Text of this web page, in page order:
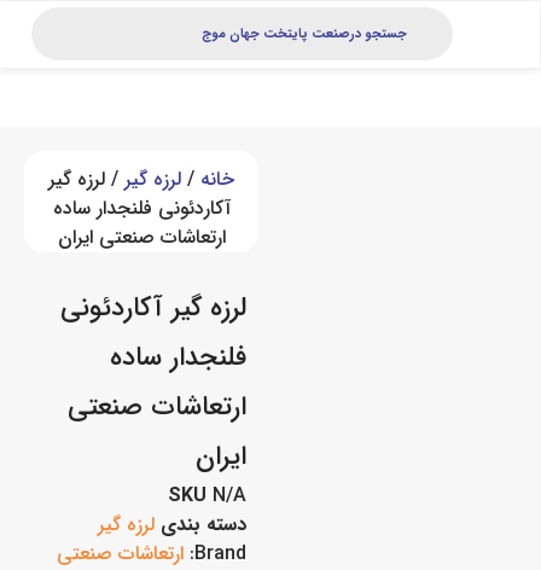
لرزه گیر/ لرزه گیر
آکاردئونی فلنجدار ساده
ارتعاشات صنعتی ایران
لرزه گیر آکاردئونی
فلنجدار ساده
ارتعاشات صنعتی
لرزه گیر
ارتعاشات صنعتی